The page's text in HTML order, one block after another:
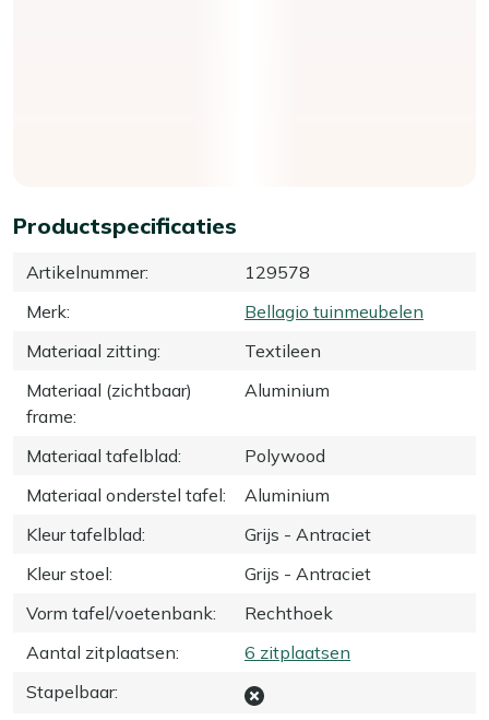
Productspecificaties
Artikelnummer:
129578
Merk:
Bellagio tuinmeubelen
Materiaal zitting:
Textileen
Materiaal (zichtbaar)
frame:
Aluminium
Materiaal tafelblad:
Polywood
Materiaal onderstel tafel:
Aluminium
Kleur tafelblad:
Grijs - Antraciet
Kleur stoel:
Grijs - Antraciet
Vorm tafel/voetenbank:
Rechthoek
Aantal zitplaatsen:
6 zitplaatsen
Stapelbaar: